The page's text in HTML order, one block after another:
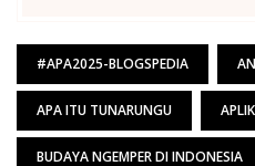
#APA2025-BLOGSPEDIA
APA ITU TUNARUNGU
BUDAYA NGEMPER DI INDONESIA